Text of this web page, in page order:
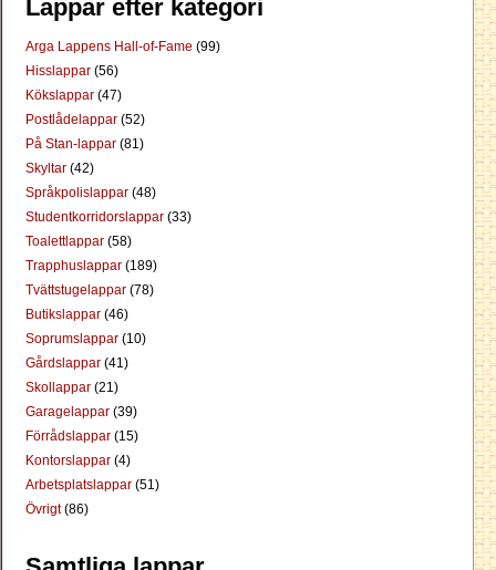
Lappar efter kategori
Arga Lappens Hall-of-Fame (99)
Hisslappar (56)
Kökslappar (47)
Postlådelappar (52)
På Stan-lappar (81)
Skyltar (42)
Språkpolislappar (48)
Studentkorridorslappar (33)
Toalettlappar (58)
Trapphuslappar (189)
Tvättstugelappar (78)
Butikslappar (46)
Soprumslappar (10)
Gårdslappar (41)
Skollappar (21)
Garagelappar (39)
Förrådslappar (15)
Kontorslappar (4)
Arbetsplatslappar (51)
Övrigt(86)